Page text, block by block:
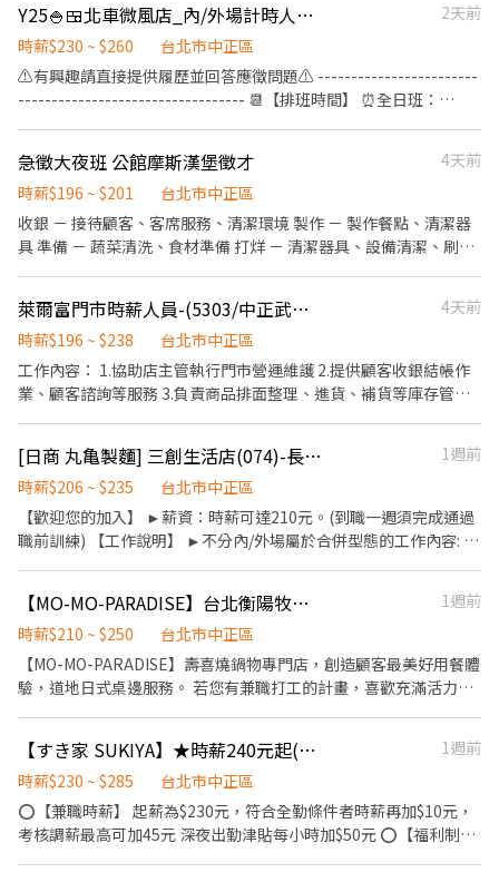
有升遷加薪的機會 ▪享有完善的福利制度，加班費為5分鐘為單位
計算，重視員工的辛勤付出 ▪計畫拓展全台灣，讓更多人有機會品
座→介紹、服務→商品提供→食材補充→確認結帳金額→收銀結帳
等 ▪內場 商品進貨、準備、整理→料理製作→提供餐點→餐具清洗
→庫存盤點、出貨 等 ⭕獎金福利 ▪生日禮券 ▪不定期活動競賽獎
金 ▪一年4次考核及調薪 ▪加班費按每分鐘計算 ⭕企業魅力 ▪「以
的經營管理，例如：成本控管及數據分析等專業知識 ▪升遷快速且
制度完善，依努力及成果將有升遷加薪的機會 ▪享有完善的福利制
度，加班費為5分鐘為單位計算，重視員工的辛勤付出 ▪計畫拓展
全台灣，讓更多人有機會品嚐美味平價壽司，致力成為頂尖品牌
Y25🍚🍱北車微風店_內/外場計時人員【YAYOI彌生軒】
2天前
時薪$230 ~ $260
台北市中正區
⚠️有興趣請直接提供履歷並回答應徵問題⚠️ ------------------------
---------------------------------- 📆【排班時間】 ⏰全日班：
------------------------- 【工作內容】 💪🥤《外場服務》 1. 佈置及
清理餐桌、安排座位、為顧客帶位 2. 答覆有關餐飲問題，必要時提
供建議 3. 上水、上餐並提供有關用餐的服務 4. 收銀服務 5. 工作區域
和設備的清潔以及保養 🥦🥩《內場廚務》 1. 洗剝削切各種食材，烹
---------------------------- ⭕️歡迎對餐飲服務有高度的熱忱，態度
積極認真的在校生加入，配合各大專院校學期、學年實習業務，可
與學校簽訂相關合約。 ✅2026年1-2月、6-8月、12月期間限定特別
津貼！計時人員每小時薪資額外再加10元。 ✅每月工時達成獎勵，
總工時達100小時以上發放500元或達150小時以上者發放1,000元。
✅一天中能排班最少4小時、每周最少須提供16-20小時排班。兩周
排班一次，可彈性調整。 ✅假日能排班的兼職人員
急徵大夜班 公館摩斯漢堡徵才
4天前
時薪$196 ~ $201
台北市中正區
收銀 － 接待顧客、客席服務、清潔環境 製作 － 製作餐點、清潔器
具 準備 － 蔬菜清洗、食材準備 打烊 － 清潔器具、設備清潔、刷地
03:00 23:00-06:00 以上時數均可討論微調 ✅時薪：196起 ➠定期檢
核，依能力調整薪資+$5/次 ➠23:00～06:00加發早夜津貼+$45/時 ✅
每月7號領薪水 ✅員工福利 🍔半價餐飲ll超划算！ 🍔在職第二個月
起，每月免費漢堡2個 🍔有勞健保ll照政府規定走，每日薪資清清楚
錢！做越久，領越多！ 🍔升遷制度ll上班表現優良可升遷為計時主
管 🎈徵求時段參考(時間都可以面議喔)
萊爾富門市時薪人員-(5303/中正武昌店)
4天前
時薪$196 ~ $238
台北市中正區
工作內容： 1.協助店主管執行門市營運維護 2.提供顧客收銀結帳作
業、顧客諮詢等服務 3.負責商品排面整理、進貨、補貨等庫存管理
[日商 丸亀製麵] 三創生活店(074)-長期兼職｜工讀生｜實習｜彈性排班｜
1週前
時薪$206 ~ $235
台北市中正區
【歡迎您的加入】 ►薪資：時薪可達210元。(到職一週須完成通過
職前訓練) 【工作說明】 ►不分內/外場屬於合併型態的工作內容: ►
訓練。 【工作時間】 ►彈性排班08:30-23:00（面試時請於主管確
認排班時間） 【薪資福利】 1. 提供員工餐 2. 國定假日雙倍薪 3. 提
供優秀同仁績效獎金 4. 久任獎金 5. 生日禮卷 6. 滿年資享特休假 7.福
委會福利補助 ★★多項福利歡迎您加入我們★★ 「歡迎喜歡日式餐
【MO-MO-PARADISE】台北衡陽牧場-外場兼職(早班,晚班)-C11
1週前
時薪$210 ~ $250
台北市中正區
【MO-MO-PARADISE】壽喜燒鍋物專門店，創造顧客最美好用餐體
驗，道地日式桌邊服務。 若您有兼職打工的計畫，喜歡充滿活力的
店內環境、座位區清潔整理 4. 收銀結帳，開店前準備及閉店整理作
業 5. 完成主管交付工作 ✅工作時段 一、平日與假日排班 (1)早班：
09:00~18:00 (2)晚班：18:00~22:30或23:00 (排班區間另安排休息時
間，週六、週日有一天可排班者尤佳。) ※彈性排班可討論喔。週六
【すき家 SUKIYA】★時薪240元起(含全勤)★台北站前店
1週前
時薪$230 ~ $285
台北市中正區
⭕【兼職時薪】 起薪為$230元，符合全勤條件者時薪再加$10元，
考核調薪最高可加45元 深夜出勤津貼每小時加$50元 ⭕【福利制